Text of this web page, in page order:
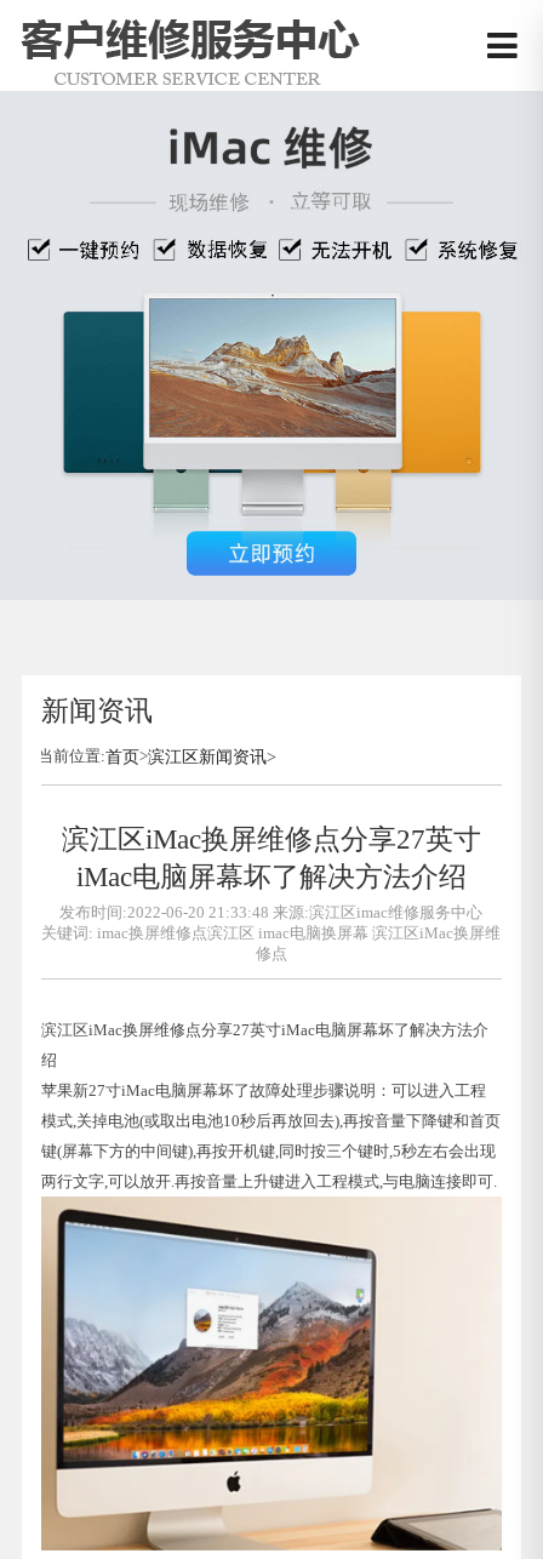
新闻资讯
当前位置:首页>滨江区新闻资讯>
滨江区iMac换屏维修点分享27英寸
iMac电脑屏幕坏了解决方法介绍
发布时间:2022-06-20 21:33:48 来源:滨江区imac维修服务中心
关键词: imac换屏维修点滨江区 imac电脑换屏幕 滨江区iMac换屏维
修点
滨江区iMac换屏维修点分享27英寸iMac电脑屏幕坏了解决方法介
绍
苹果新27寸iMac电脑屏幕坏了故障处理步骤说明：可以进入工程
模式,关掉电池(或取出电池10秒后再放回去),再按音量下降键和首页
键(屏幕下方的中间键),再按开机键,同时按三个键时,5秒左右会出现
两行文字,可以放开.再按音量上升键进入工程模式,与电脑连接即可.